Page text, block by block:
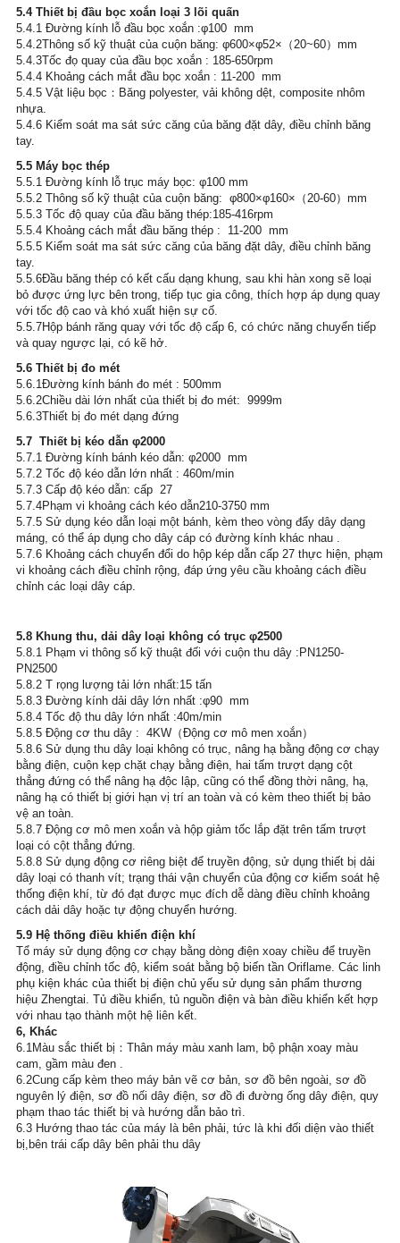
5.4 Thiết bị đầu bọc xoắn loại 3 lõi quấn
5.4.1 Đường kính lỗ đầu bọc xoắn :φ100  mm
5.4.2Thông số kỹ thuật của cuộn băng: φ600×φ52×（20~60）mm
5.4.3Tốc đọ quay của đầu bọc xoắn : 185-650rpm
5.4.4 Khoảng cách mắt đầu bọc xoắn : 11-200  mm
5.4.5 Vật liệu bọc：Băng polyester, vải không dệt, composite nhôm
nhựa.
5.4.6 Kiểm soát ma sát sức căng của băng đặt dây, điều chỉnh băng
tay.
5.5 Máy bọc thép
5.5.1 Đường kính lỗ trục máy bọc: φ100 mm
5.5.2 Thông số kỹ thuật của cuộn băng:  φ800×φ160×（20-60）mm
5.5.3 Tốc độ quay của đầu băng thép:185-416rpm
5.5.4 Khoảng cách mắt đầu băng thép :  11-200  mm
5.5.5 Kiểm soát ma sát sức căng của băng đặt dây, điều chỉnh băng
tay.
5.5.6Đầu băng thép có kết cấu dạng khung, sau khi hàn xong sẽ loại
bỏ được ứng lực bên trong, tiếp tục gia công, thích hợp áp dụng quay
với tốc độ cao và khó xuất hiện sự cố.
5.5.7Hộp bánh răng quay với tốc độ cấp 6, có chức năng chuyển tiếp
và quay ngược lại, có kẽ hở.
5.6 Thiết bị đo mét
5.6.1Đường kính bánh đo mét : 500mm
5.6.2Chiều dài lớn nhất của thiết bị đo mét:  9999m
5.6.3Thiết bị đo mét dạng đứng
5.7  Thiết bị kéo dẫn φ2000
5.7.1 Đường kính bánh kéo dẫn: φ2000  mm
5.7.2 Tốc độ kéo dẫn lớn nhất : 460m/min
5.7.3 Cấp độ kéo dẫn: cấp  27
5.7.4Phạm vi khoảng cách kéo dẫn210-3750 mm
5.7.5 Sử dụng kéo dẫn loại một bánh, kèm theo vòng đẩy dây dạng
máng, có thể áp dụng cho dây cáp có đường kính khác nhau .
5.7.6 Khoảng cách chuyển đổi do hộp kép dẫn cấp 27 thực hiện, phạm
vi khoảng cách điều chỉnh rộng, đáp ứng yêu cầu khoảng cách điều
chỉnh các loại dây cáp.
5.8 Khung thu, dải dây loại không có trục φ2500
5.8.1 Phạm vi thông số kỹ thuật đối với cuộn thu dây :PN1250-
PN2500
5.8.2 T rọng lượng tải lớn nhất:15 tấn
5.8.3 Đường kính dải dây lớn nhất :φ90  mm
5.8.4 Tốc độ thu dây lớn nhất :40m/min
5.8.5 Động cơ thu dây :  4KW（Động cơ mô men xoắn）
5.8.6 Sử dụng thu dây loại không có trục, nâng hạ bằng động cơ chạy
bằng điện, cuộn kẹp chặt chạy bằng điện, hai tấm trượt dạng cột
thẳng đứng có thể nâng hạ độc lập, cũng có thể đồng thời nâng, hạ,
nâng hạ có thiết bị giới hạn vị trí an toàn và có kèm theo thiết bị bảo
vệ an toàn.
5.8.7 Động cơ mô men xoắn và hộp giảm tốc lắp đặt trên tấm trượt
loại có cột thẳng đứng.
5.8.8 Sử dụng động cơ riêng biệt để truyền động, sử dụng thiết bị dải
dây loại có thanh vít; trạng thái vận chuyển của động cơ kiểm soát hệ
thống điện khí, từ đó đạt được mục đích dễ dàng điều chỉnh khoảng
cách dải dây hoặc tự động chuyển hướng.
5.9 Hệ thống điều khiển điện khí
Tổ máy sử dụng động cơ chạy bằng dòng điện xoay chiều để truyền
động, điều chỉnh tốc độ, kiểm soát bằng bộ biến tần Oriflame. Các linh
phụ kiện khác của thiết bị điện chủ yếu sử dụng sản phẩm thương
hiệu Zhengtai. Tủ điều khiển, tủ nguồn điện và bàn điều khiển kết hợp
với nhau tạo thành một hệ liên kết.
6, Khác
6.1Màu sắc thiết bị：Thân máy màu xanh lam, bộ phận xoay màu
cam, gầm màu đen .
6.2Cung cấp kèm theo máy bản vẽ cơ bản, sơ đồ bên ngoài, sơ đồ
nguyên lý điện, sơ đồ nối dây điện, sơ đồ đi đường ống dây điện, quy
phạm thao tác thiết bị và hướng dẫn bảo trì.
6.3 Hướng thao tác của máy là bên phải, tức là khi đối diện vào thiết
bị,bên trái cấp dây bên phải thu dây